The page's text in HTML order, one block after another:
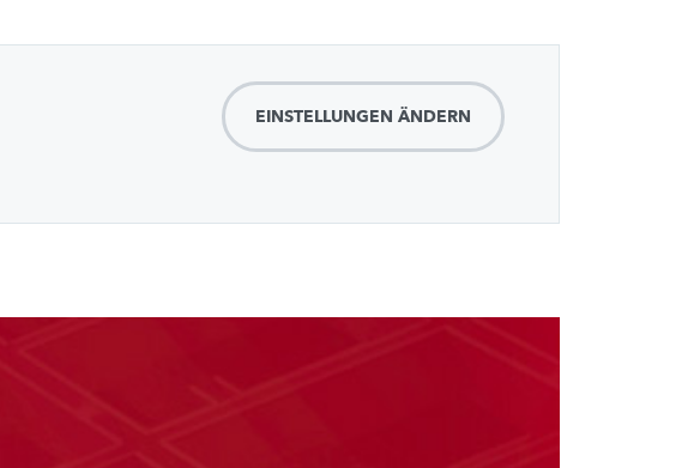
EINSTELLUNGEN ÄNDERN